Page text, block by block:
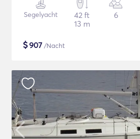
Segelyacht
42 ft
13 m
6
$907 /Nacht